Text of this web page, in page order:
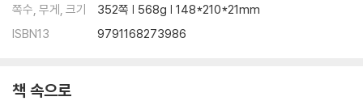
[+plus] 사춘기까지 편해지는 훈육법 다섯 가지
쪽수, 무게, 크기
352쪽 | 568g | 148*210*21mm
ISBN13
9791168273986
책 속으로